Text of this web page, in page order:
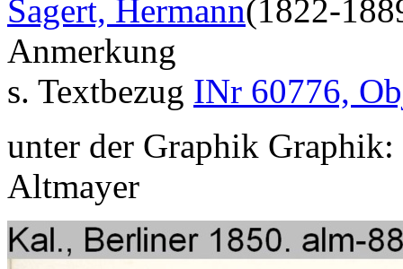
Sagert, Hermann(1822-
Anmerkung
s. Textbezug INr 60776,
unter der Graphik
Altmayer